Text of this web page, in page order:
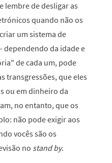
lembre de desligar as
quando não os
um sistema de
dependendo da idade e
de cada um, pode
transgressões, que eles
ou em dinheiro da
no entanto, que os
não pode exigir aos
vocês são os
no stand by.